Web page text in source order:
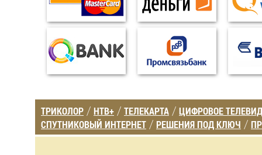
ТРИКОЛОР / НТВ+ / ТЕЛЕКАРТА / ЦИФРОВОЕ
СПУТНИКОВЫЙ ИНТЕРНЕТ / РЕШЕНИЯ ПОД КЛЮЧ /